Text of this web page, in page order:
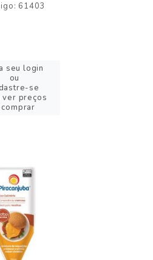
61403
seu login
ou
se
ver preços